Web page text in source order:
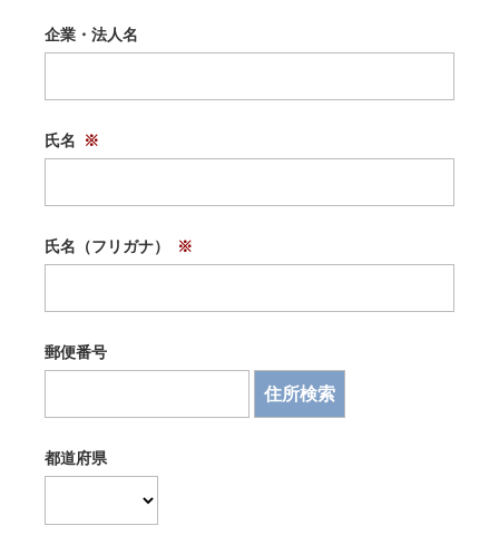
企業・法人名
氏名
氏名（フリガナ）
郵便番号
住所検索
都道府県